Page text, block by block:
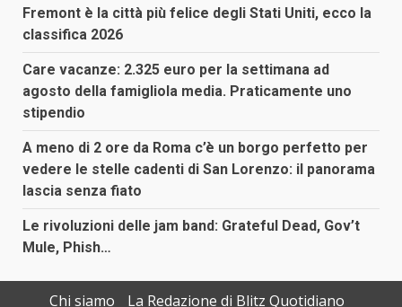
Fremont è la città più felice degli Stati Uniti, ecco la
classifica 2026
Care vacanze: 2.325 euro per la settimana ad
agosto della famigliola media. Praticamente uno
stipendio
A meno di 2 ore da Roma c’è un borgo perfetto per
vedere le stelle cadenti di San Lorenzo: il panorama
lascia senza fiato
Le rivoluzioni delle jam band: Grateful Dead, Gov’t
Mule, Phish…
Chi siamo La Redazione di Blitz Quotidiano